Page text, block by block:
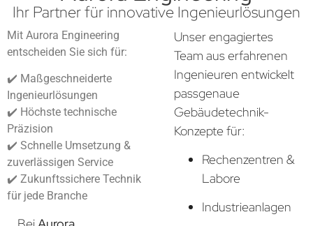
Ihr Partner für innovative Ingenieurlösungen
Mit Aurora Engineering
entscheiden Sie sich für:
✔️ Maßgeschneiderte
Ingenieurlösungen
✔️ Höchste technische
Präzision
✔️ Schnelle Umsetzung &
zuverlässigen Service
✔️ Zukunftssichere Technik
für jede Branche
Unser engagiertes
Team aus erfahrenen
Ingenieuren entwickelt
passgenaue
Gebäudetechnik-
Konzepte für:
Rechenzentren &
Labore
Industrieanlagen